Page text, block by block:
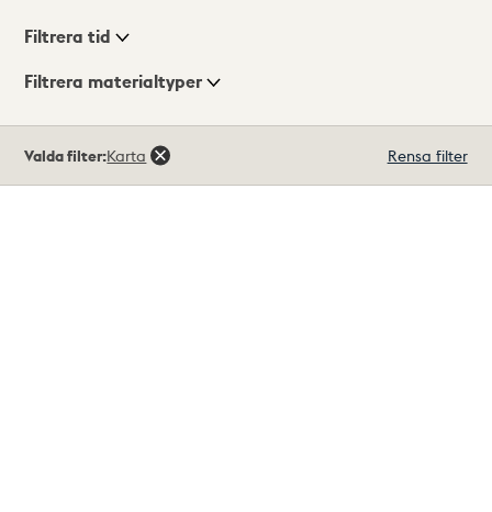
Visningsläge
Filtrera tid
Filtrera materialtyper
träffar
Valda filter:Karta Rensa filter